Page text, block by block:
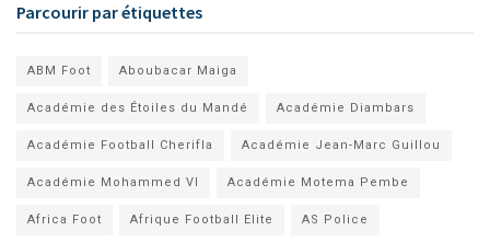
Parcourir par étiquettes
ABM Foot Aboubacar Maiga
Académie des Étoiles du Mandé Académie Diambars
Académie Football Cherifla Académie Jean-Marc Guillou
Académie Mohammed VI Académie Motema Pembe
Africa Foot Afrique Football Elite AS Police